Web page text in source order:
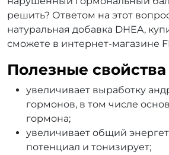
решить? Ответом на этот
натуральная добавка DHEA,
сможете в интернет-магазине
Полезные
увеличивает выработку
гормонов, в том числе
гормона;
увеличивает общий
потенциал и тонизирует;